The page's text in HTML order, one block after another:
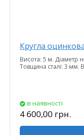
Кругла
Висота: 5 м. Діаметр
Товщина сталі: 3 мм.
в наявності
4 600,00 грн.